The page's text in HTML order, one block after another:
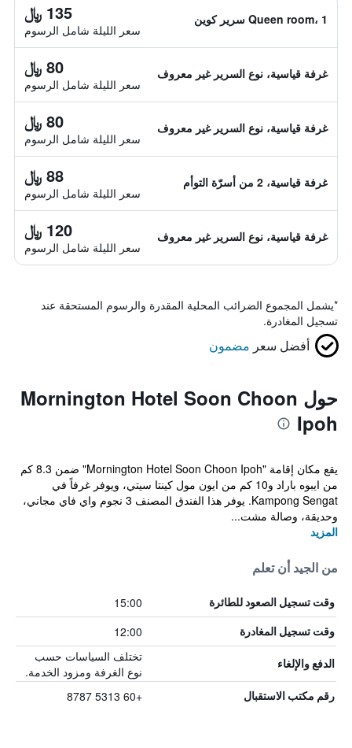
Queen room، 1 سرير كوين 135 ﷼
سعر الليلة شامل الرسوم
غرفة قياسية، نوع السرير غير معروف 80 ﷼
سعر الليلة شامل الرسوم
غرفة قياسية، نوع السرير غير معروف 80 ﷼
سعر الليلة شامل الرسوم
غرفة قياسية، 2 من أسرّة التوأم 88 ﷼
سعر الليلة شامل الرسوم
غرفة قياسية، نوع السرير غير معروف 120 ﷼
سعر الليلة شامل الرسوم
*يشمل المجموع الضرائب المحلية المقدرة والرسوم المستحقة عند
تسجيل المغادرة.
أفضل سعر مضمون
حول Mornington Hotel Soon Choon
Ipoh
يقع مكان إقامة "Mornington Hotel Soon Choon Ipoh" ضمن 8.3 كم
من ايبوه باراد و10 كم من ايون مول كينتا سيتي، ويوفر غرفاً في
Kampong Sengat. يوفر هذا الفندق المصنف 3 نجوم واي فاي مجاني،
وحديقة، وصالة مشت...
المزيد
من الجيد أن تعلم
وقت تسجيل الصعود للطائرة 15:00
وقت تسجيل المغادرة 12:00
الدفع والإلغاء
تختلف السياسات حسب
نوع الغرفة ومزود الخدمة.
رقم مكتب الاستقبال +60 5313 8787